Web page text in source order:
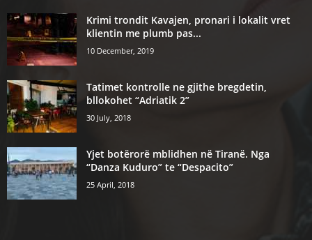
Krimi trondit Kavajen, pronari i lokalit vret
klientin me plumb pas...
10 December, 2019
Tatimet kontrolle ne gjithe bregdetin,
bllokohet “Adriatik 2”
30 July, 2018
Yjet botërorë mblidhen në Tiranë. Nga
“Danza Kuduro” te “Despacito”
25 April, 2018